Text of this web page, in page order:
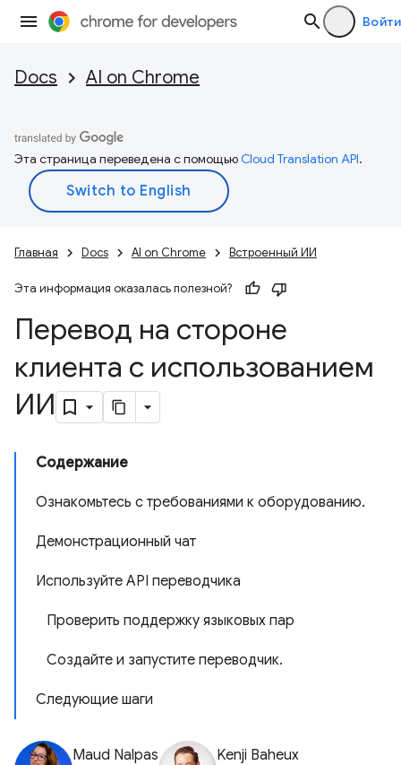
Войти
Docs AI on Chrome
Эта страница переведена с помощьюCloud Translation API.
Главная Docs AI on Chrome Встроенный ИИ
Эта информация оказалась полезной?
Перевод на стороне
клиента с использованием
ИИ
Содержание
Ознакомьтесь с требованиями к оборудованию.
Демонстрационный чат
Используйте API переводчика
Проверить поддержку языковых пар
Создайте и запустите переводчик.
Следующие шаги
Maud Nalpas Kenji Baheux